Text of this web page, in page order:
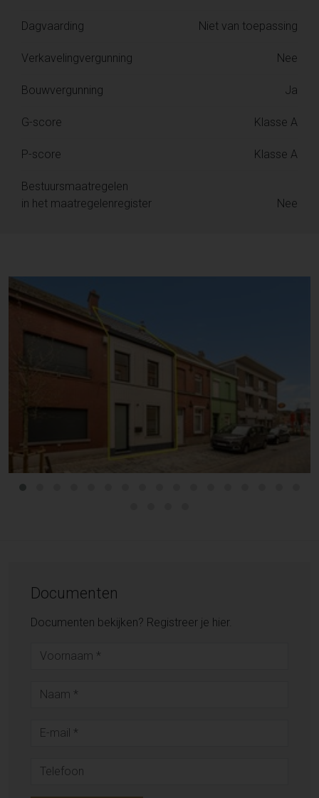
Dagvaarding Niet van toepassing
Verkavelingvergunning Nee
Bouwvergunning Ja
G-score Klasse A
P-score Klasse A
Bestuursmaatregelen
in het maatregelenregister
Nee
Documenten
Documenten bekijken? Registreer je hier.